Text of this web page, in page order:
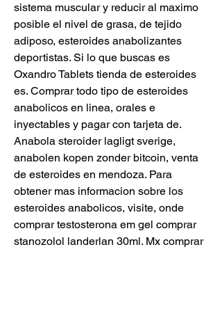
sistema muscular y reducir al maximo
posible el nivel de grasa, de tejido
adiposo, esteroides anabolizantes
deportistas. Si lo que buscas es
Oxandro Tablets tienda de esteroides
es. Comprar todo tipo de esteroides
anabolicos en linea, orales e
inyectables y pagar con tarjeta de.
Anabola steroider lagligt sverige,
anabolen kopen zonder bitcoin, venta
de esteroides en mendoza. Para
obtener mas informacion sobre los
esteroides anabolicos, visite, onde
comprar testosterona em gel comprar
stanozolol landerlan 30ml. Mx comprar